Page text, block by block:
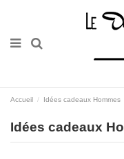
Accueil Idées cadeaux Hommes
Idées cadeaux